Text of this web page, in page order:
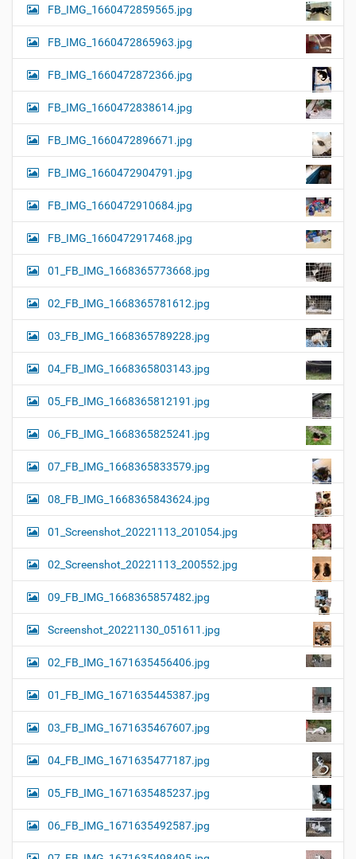
FB_IMG_1660472859565.jpg
FB_IMG_1660472865963.jpg
FB_IMG_1660472872366.jpg
FB_IMG_1660472838614.jpg
FB_IMG_1660472896671.jpg
FB_IMG_1660472904791.jpg
FB_IMG_1660472910684.jpg
FB_IMG_1660472917468.jpg
01_FB_IMG_1668365773668.jpg
02_FB_IMG_1668365781612.jpg
03_FB_IMG_1668365789228.jpg
04_FB_IMG_1668365803143.jpg
05_FB_IMG_1668365812191.jpg
06_FB_IMG_1668365825241.jpg
07_FB_IMG_1668365833579.jpg
08_FB_IMG_1668365843624.jpg
01_Screenshot_20221113_201054.jpg
02_Screenshot_20221113_200552.jpg
09_FB_IMG_1668365857482.jpg
Screenshot_20221130_051611.jpg
02_FB_IMG_1671635456406.jpg
01_FB_IMG_1671635445387.jpg
03_FB_IMG_1671635467607.jpg
04_FB_IMG_1671635477187.jpg
05_FB_IMG_1671635485237.jpg
06_FB_IMG_1671635492587.jpg